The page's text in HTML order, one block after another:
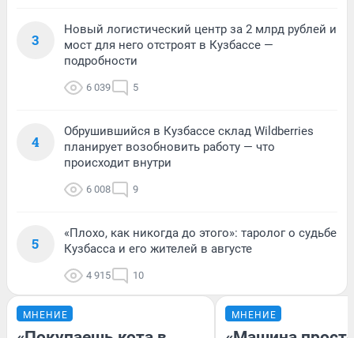
3
Новый логистический центр за 2 млрд рублей и
мост для него отстроят в Кузбассе —
подробности
6 039 5
4
Обрушившийся в Кузбассе склад Wildberries
планирует возобновить работу — что
происходит внутри
6 008 9
5
«Плохо, как никогда до этого»: таролог о судьбе
Кузбасса и его жителей в августе
4 915 10
МНЕНИЕ МНЕНИЕ